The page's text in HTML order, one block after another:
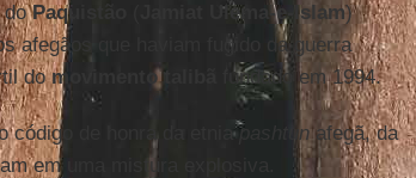
Paquistão Jamiat Ulema-e-Islam)
afegãos que haviam fugido da guerra
domovimento talibã fundado em 1994.
código de honra da etniapashtunafegã, da
em uma mistura explosiva.